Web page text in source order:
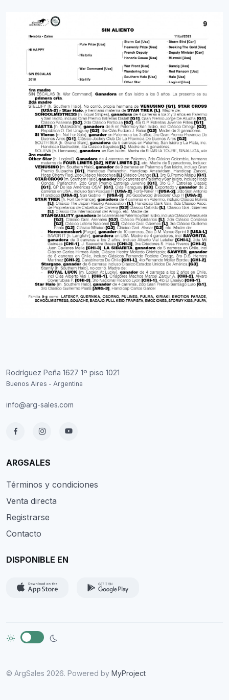
Rodríguez Peña 1627 1º piso 1021
Buenos Aires - Argentina
info@arg-sales.com
ARGSALES
Términos y condiciones
Venta directa
Registrarse
Contacto
DISPONIBLE EN
© ArgSales 2026. Powered by MyProject